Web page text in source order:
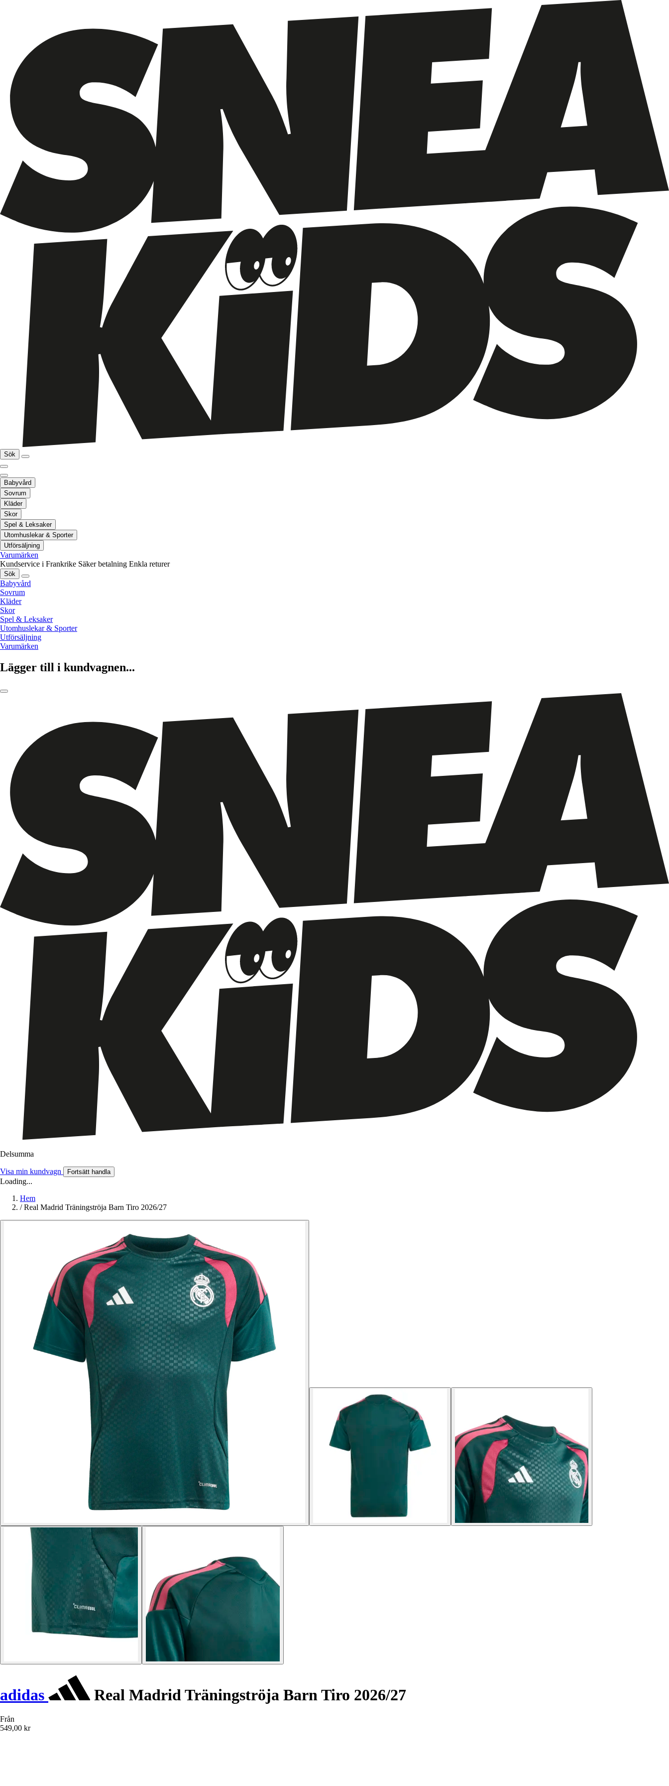
Sök
Babyvård
Sovrum
Kläder
Skor
Spel & Leksaker
Utomhuslekar & Sporter
Utförsäljning
Varumärken
Kundservice i Frankrike Säker betalning Enkla returer
Sök
Babyvård
Sovrum
Kläder
Skor
Spel & Leksaker
Utomhuslekar & Sporter
Utförsäljning
Varumärken
Lägger till i kundvagnen...
Delsumma
Visa min kundvagn Fortsätt handla
Loading...
Hem
/ Real Madrid Träningströja Barn Tiro 2026/27
adidas Real Madrid Träningströja Barn Tiro 2026/27
Från
549,00 kr